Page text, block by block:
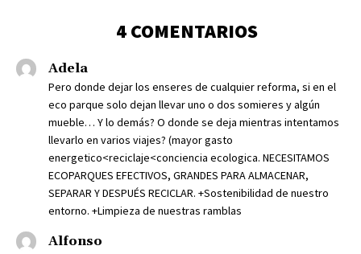
4 COMENTARIOS
Adela
Pero donde dejar los enseres de cualquier reforma, si en el
eco parque solo dejan llevar uno o dos somieres y algún
mueble… Y lo demás? O donde se deja mientras intentamos
llevarlo en varios viajes? (mayor gasto
energetico<reciclaje<conciencia ecologica. NECESITAMOS
ECOPARQUES EFECTIVOS, GRANDES PARA ALMACENAR,
SEPARAR Y DESPUÉS RECICLAR. +Sostenibilidad de nuestro
entorno. +Limpieza de nuestras ramblas
Alfonso